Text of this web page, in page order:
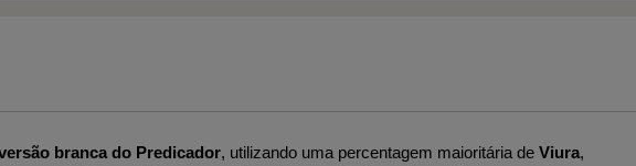
branca do Predicador, utilizando uma percentagem maioritária de Viura,